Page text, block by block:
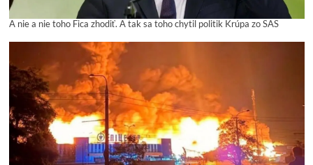
A nie a nie toho Fica zhodiť. A tak sa toho chytil politik Krúpa zo SAS